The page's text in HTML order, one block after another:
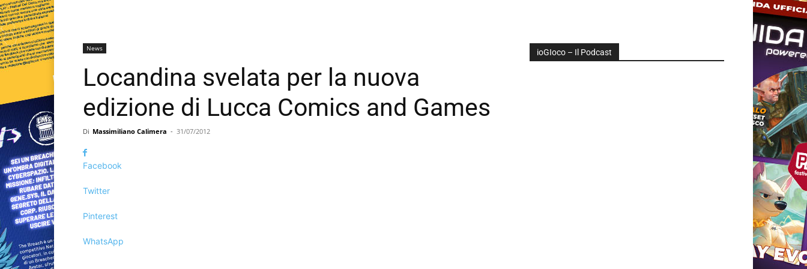
News
Locandina svelata per la nuova
edizione di Lucca Comics and Games
Di Massimiliano Calimera - 31/07/2012
Facebook
Twitter
Pinterest
WhatsApp
ioGIoco – Il Podcast